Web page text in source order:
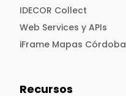
IDECOR Collect
Web Services y APIs
iFrame Mapas Córdoba
Recursos